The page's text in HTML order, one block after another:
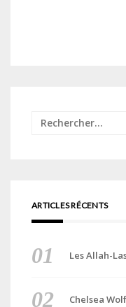
Rechercher :
ARTICLES RÉCENTS
Les Allah-
Chelsea